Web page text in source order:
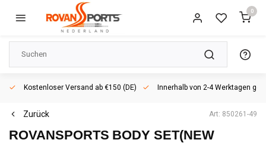
0
Kostenloser Versand ab €150 (DE) Innerhalb von 2-4 Werktagen
Zurück Art: 850261-49
ROVANSPORTS BODY SET(NEW